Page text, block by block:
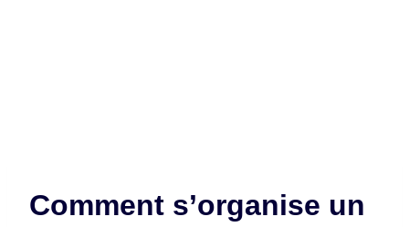
Comment s’organise un